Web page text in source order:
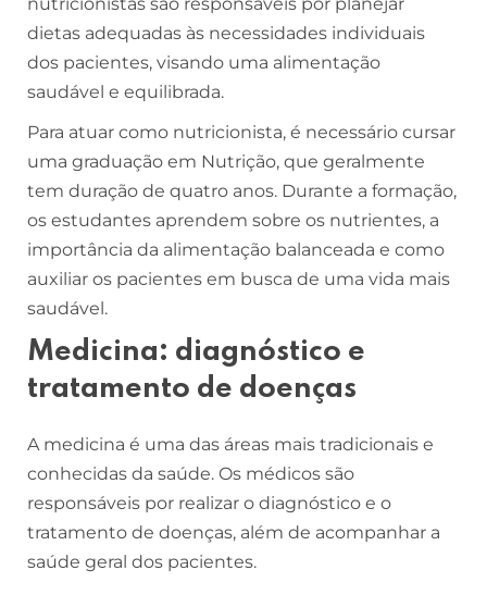
dietas adequadas às necessidades individuais
dos pacientes, visando uma alimentação
saudável e equilibrada.
Para atuar como nutricionista, é necessário cursar
uma graduação em Nutrição, que geralmente
tem duração de quatro anos. Durante a formação,
os estudantes aprendem sobre os nutrientes, a
importância da alimentação balanceada e como
auxiliar os pacientes em busca de uma vida mais
saudável.
Medicina: diagnóstico e
tratamento de doenças
A medicina é uma das áreas mais tradicionais e
conhecidas da saúde. Os médicos são
responsáveis por realizar o diagnóstico e o
tratamento de doenças, além de acompanhar a
saúde geral dos pacientes.